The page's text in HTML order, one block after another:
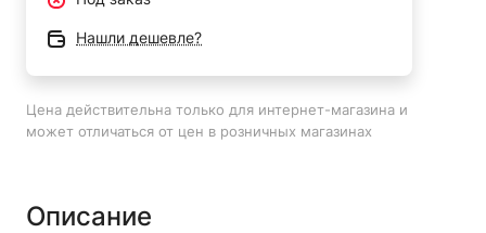
пользователя, обеспечивая более комфортное
выполнение задач. Надежное крепление хвостовика
Бур Кратон SDS-max Ø22x1000 мм является надежным
инструментом для профессионального использования,
Нашли дешевле?
Цена действительна только для интернет-магазина и
может отличаться от цен в розничных магазинах
Описание